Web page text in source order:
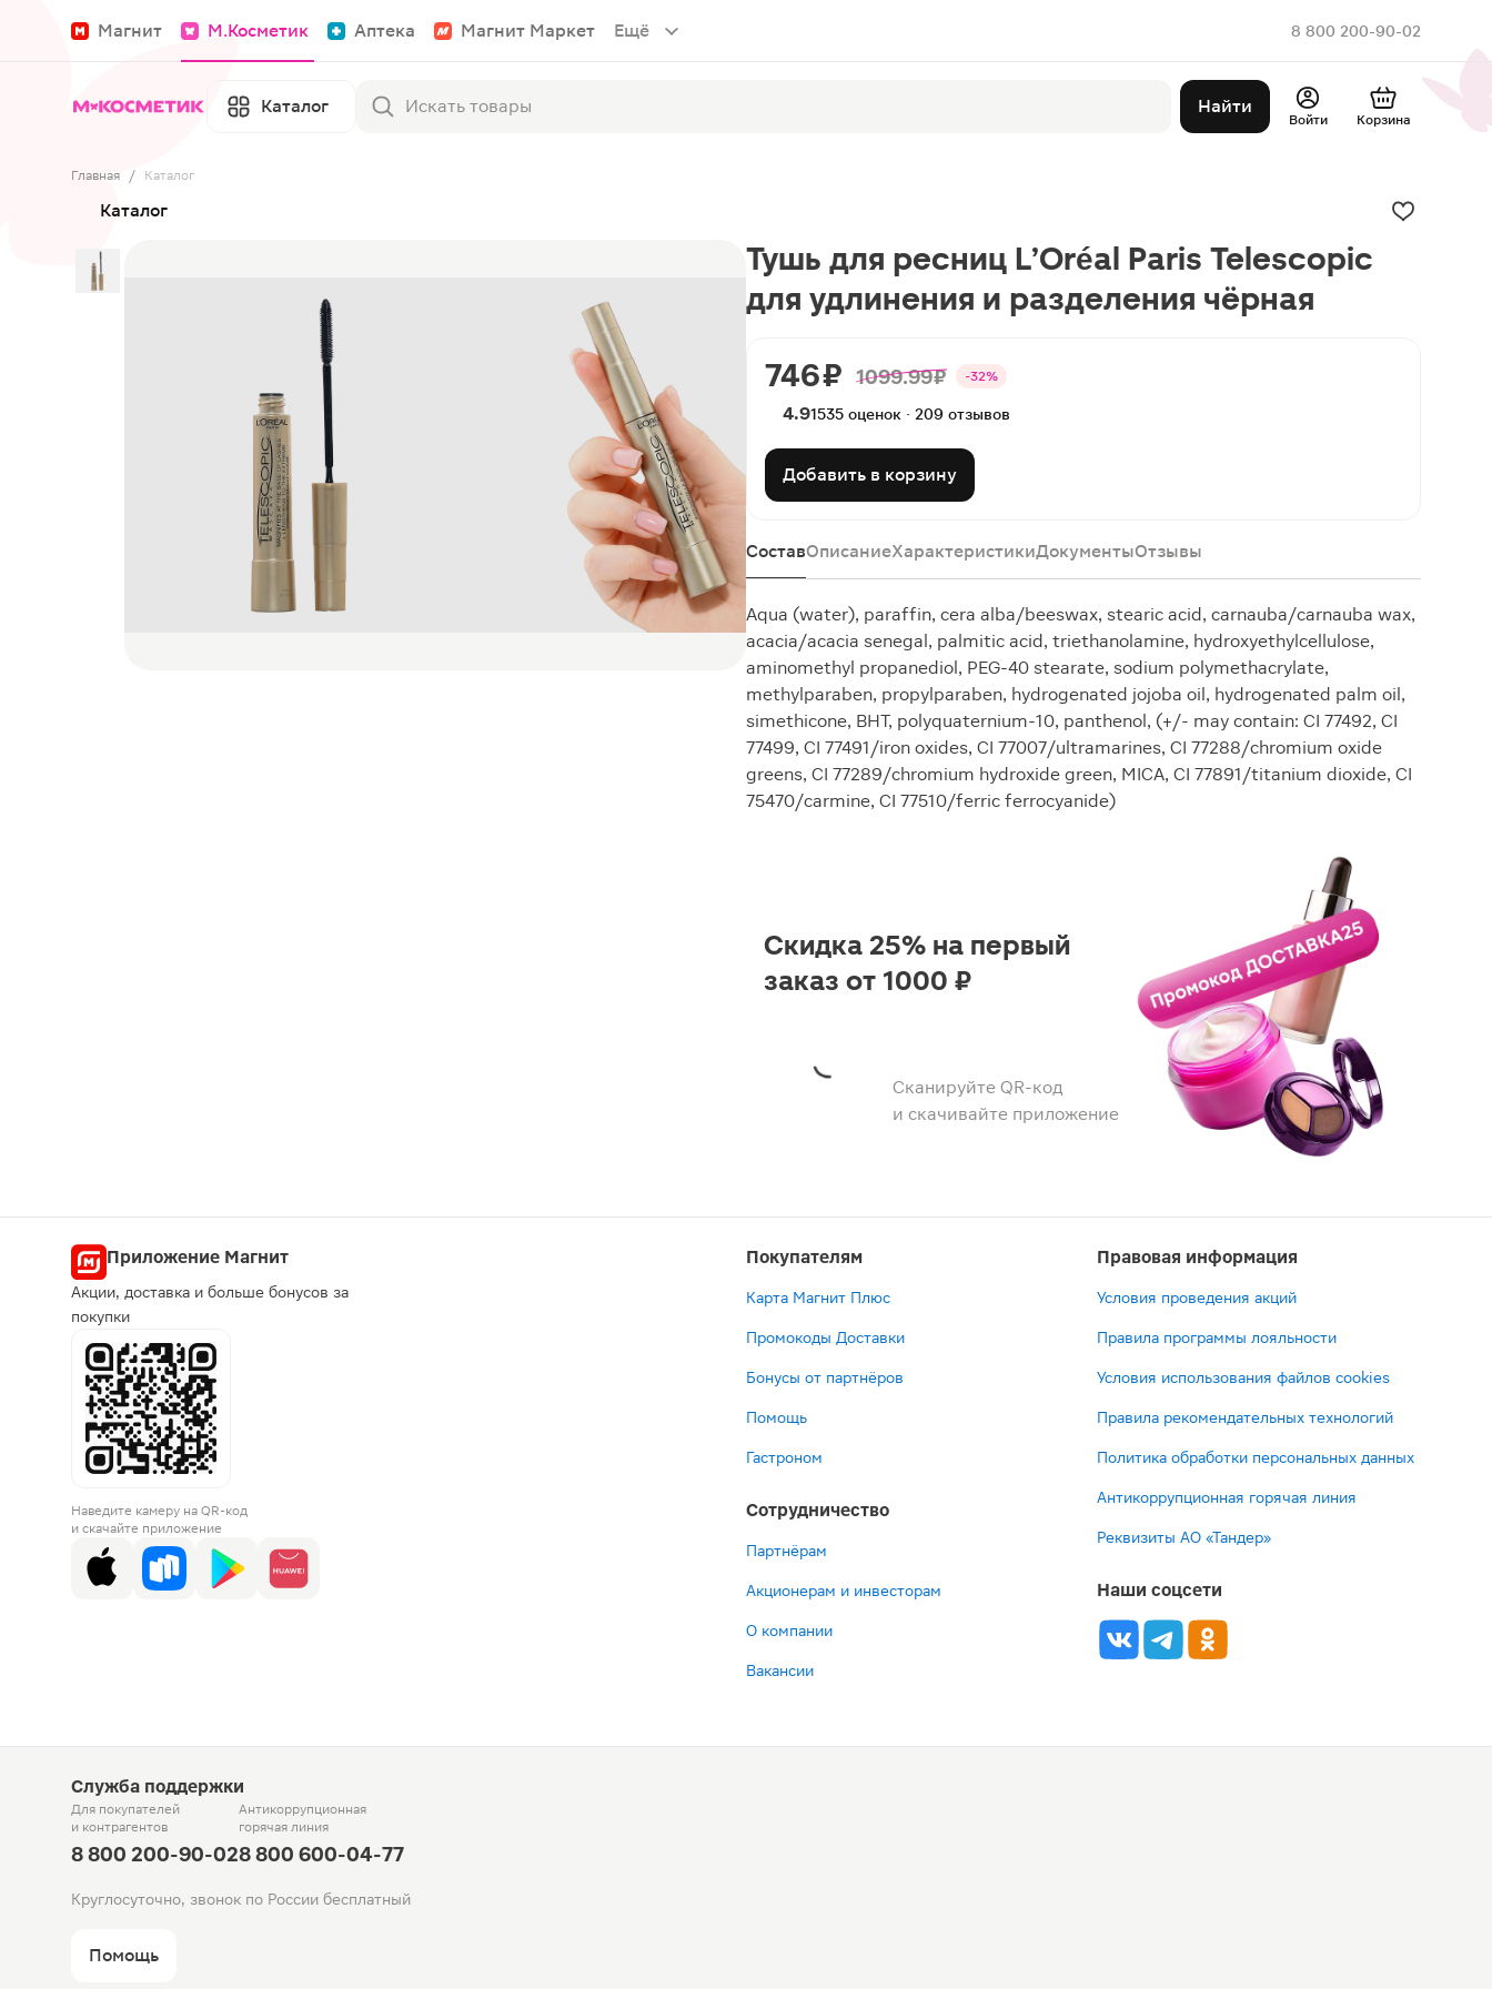
Магнит М.Косметик Аптека Магнит Маркет Ещё 8 800 200-90-02
Каталог Найти
Войти Корзина
Главная / Каталог
Каталог
Тушь для ресниц L’Oréal Paris Telescopic
для удлинения и разделения чёрная
746 ₽ 1099.99 ₽ -32%
4.91535 оценок · 209 отзывов
Добавить в корзину
СоставОписаниеХарактеристикиДокументыОтзывы
Aqua (water), paraffin, cera alba/beeswax, stearic acid, carnauba/carnauba wax,
acacia/acacia senegal, palmitic acid, triethanolamine, hydroxyethylcellulose,
aminomethyl propanediol, PEG-40 stearate, sodium polymethacrylate,
methylparaben, propylparaben, hydrogenated jojoba oil, hydrogenated palm oil,
simethicone, BHT, polyquaternium-10, panthenol, (+/- may contain: CI 77492, CI
77499, CI 77491/iron oxides, CI 77007/ultramarines, CI 77288/chromium oxide
greens, CI 77289/chromium hydroxide green, MICA, CI 77891/titanium dioxide, CI
75470/carmine, CI 77510/ferric ferrocyanide)
Сканируйте QR-код
и скачивайте приложение
Скидка 25% на первый
заказ от 1000 ₽
Приложение Магнит
Акции, доставка и больше бонусов за
покупки
Наведите камеру на QR-код
и скачайте приложение
Покупателям
Карта Магнит Плюс
Промокоды Доставки
Бонусы от партнёров
Помощь
Гастроном
Сотрудничество
Партнёрам
Акционерам и инвесторам
О компании
Вакансии
Правовая информация
Условия проведения акций
Правила программы лояльности
Условия использования файлов cookies
Правила рекомендательных технологий
Политика обработки персональных данных
Антикоррупционная горячая линия
Реквизиты АО «Тандер»
Наши соцсети
Служба поддержки
Для покупателей
и контрагентов
8 800 200-90-02
Антикоррупционная
горячая линия
8 800 600-04-77
Круглосуточно, звонок по России бесплатный
Помощь